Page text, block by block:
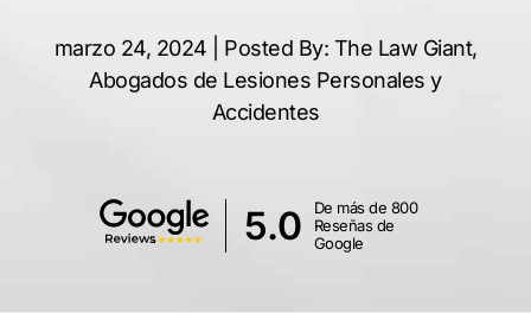
5.0
De más de 800
Reseñas de
Google
marzo 24, 2024 | Posted By: The Law Giant,
Abogados de Lesiones Personales y
Accidentes